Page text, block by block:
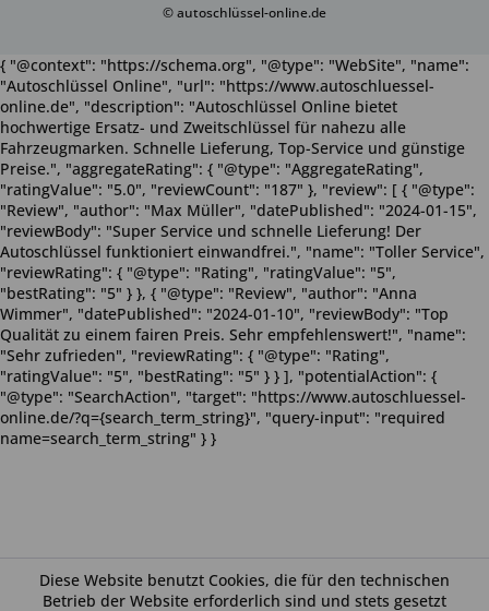
© autoschlüssel-online.de
Diese Website benutzt Cookies, die für den technischen
Betrieb der Website erforderlich sind und stets gesetzt
{ "@context": "https://schema.org", "@type": "WebSite", "name":
"Autoschlüssel Online", "url": "https://www.autoschluessel-
online.de", "description": "Autoschlüssel Online bietet
hochwertige Ersatz- und Zweitschlüssel für nahezu alle
Fahrzeugmarken. Schnelle Lieferung, Top-Service und günstige
Preise.", "aggregateRating": { "@type": "AggregateRating",
"ratingValue": "5.0", "reviewCount": "187" }, "review": [ { "@type":
"Review", "author": "Max Müller", "datePublished": "2024-01-15",
"reviewBody": "Super Service und schnelle Lieferung! Der
Autoschlüssel funktioniert einwandfrei.", "name": "Toller Service",
"reviewRating": { "@type": "Rating", "ratingValue": "5",
"bestRating": "5" } }, { "@type": "Review", "author": "Anna
Wimmer", "datePublished": "2024-01-10", "reviewBody": "Top
Qualität zu einem fairen Preis. Sehr empfehlenswert!", "name":
"Sehr zufrieden", "reviewRating": { "@type": "Rating",
"ratingValue": "5", "bestRating": "5" } } ], "potentialAction": {
"@type": "SearchAction", "target": "https://www.autoschluessel-
online.de/?q={search_term_string}", "query-input": "required
name=search_term_string" } }